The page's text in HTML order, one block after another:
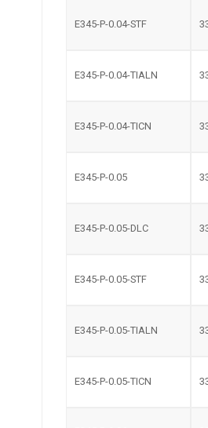
E345-P-0.04-STF
E345-P-0.04-TIALN
E345-P-0.04-TICN
E345-P-0.05
E345-P-0.05-DLC
E345-P-0.05-STF
E345-P-0.05-TIALN
E345-P-0.05-TICN